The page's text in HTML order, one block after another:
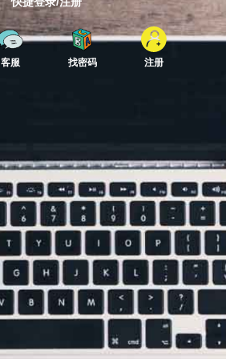
客服 找密码 注册